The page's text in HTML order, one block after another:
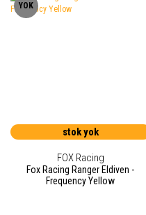
YOK
stok yok
FOX Racing
Fox Racing Ranger Eldiven -
Frequency Yellow